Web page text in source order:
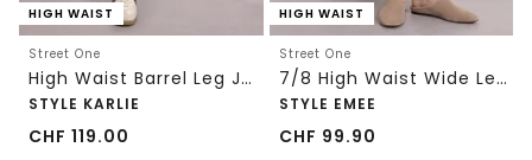
HIGH WAIST
Street One
High Waist Barrel Leg Jeans im Loose Fit
STYLE KARLIE
CHF 119.00
HIGH WAIST
Street One
7/8 High Waist Wide Leg Jeans im Loose Fit
STYLE EMEE
CHF 99.90